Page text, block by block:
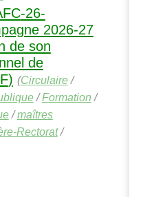
-26-
2026-27
de son
de
) (Circulaire/
/Formation /
/maîtres
Rectorat/